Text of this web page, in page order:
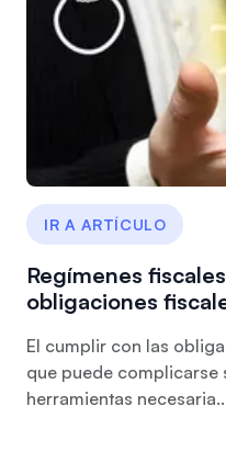
IR A ARTÍCULO
Regímenes
obligaciones
El cumplir con las
que puede complicarse
herramientas